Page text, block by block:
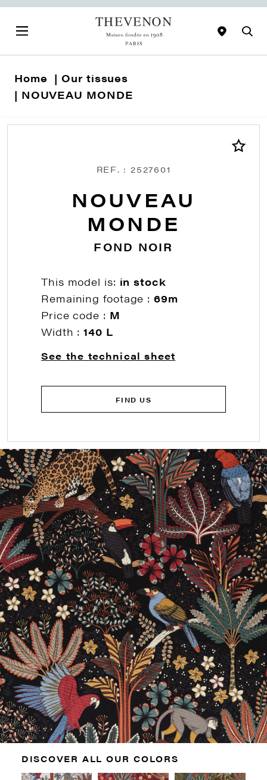
Home
Our tissues
NOUVEAU MONDE
REF. : 2527601
NOUVEAU
MONDE
FOND NOIR
This model is: in stock
Remaining footage :69m
Price code : M
Width :140 L
See the technical sheet
FIND US
DISCOVER ALL OUR COLORS